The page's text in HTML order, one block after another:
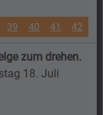
39 40 41 42
zum drehen.
18. Juli